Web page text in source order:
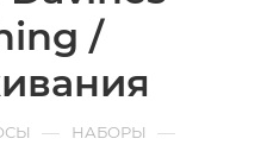
/
— НАБОРЫ —